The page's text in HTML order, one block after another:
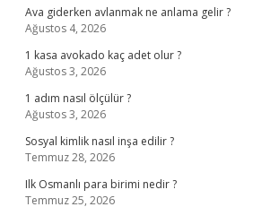
Ava giderken avlanmak ne anlama gelir ?
Ağustos 4, 2026
1 kasa avokado kaç adet olur ?
Ağustos 3, 2026
1 adım nasıl ölçülür ?
Ağustos 3, 2026
Sosyal kimlik nasıl inşa edilir ?
Temmuz 28, 2026
Ilk Osmanlı para birimi nedir ?
Temmuz 25, 2026